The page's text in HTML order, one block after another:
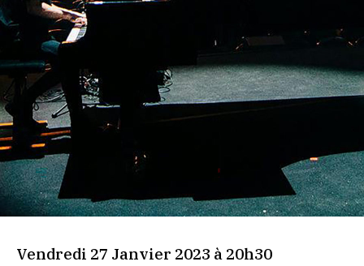
Vendredi 27 Janvier 2023 à 20h30